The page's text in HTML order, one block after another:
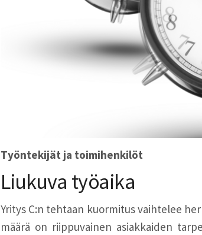
Työntekijät ja toimihenkilöt
Liukuva työaika
Yritys C:n tehtaan kuormitus vaihtelee
määrä on riippuvainen asiakkaiden